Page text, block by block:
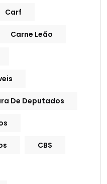
Carf
Carne Leão
De Deputados
CBS